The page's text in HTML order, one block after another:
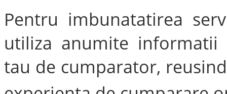
Pentru imbunatatirea
utiliza anumite
tau de cumparator,